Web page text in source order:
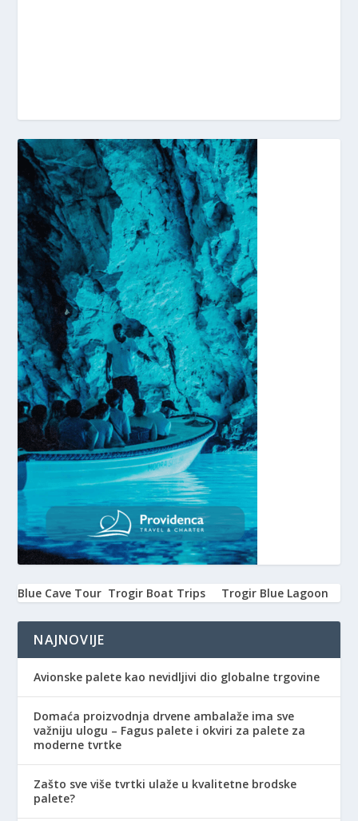
Blue Cave Tour Trogir Boat Trips Trogir Blue Lagoon
NAJNOVIJE
Avionske palete kao nevidljivi dio globalne trgovine
Domaća proizvodnja drvene ambalaže ima sve
važniju ulogu – Fagus palete i okviri za palete za
moderne tvrtke
Zašto sve više tvrtki ulaže u kvalitetne brodske
palete?